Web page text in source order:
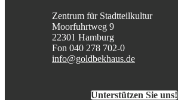
Zentrum für Stadtteilkultur
Moorfuhrtweg 9
22301 Hamburg
Fon 040 278 702-0
info@goldbekhaus.de
Unterstützen Sie uns!